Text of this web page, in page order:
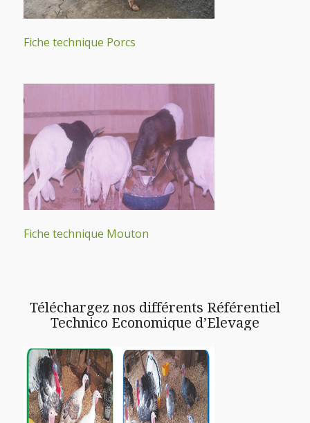
Fiche technique Porcs
Fiche technique Mouton
Téléchargez nos différents Référentiel
Technico Economique d’Elevage